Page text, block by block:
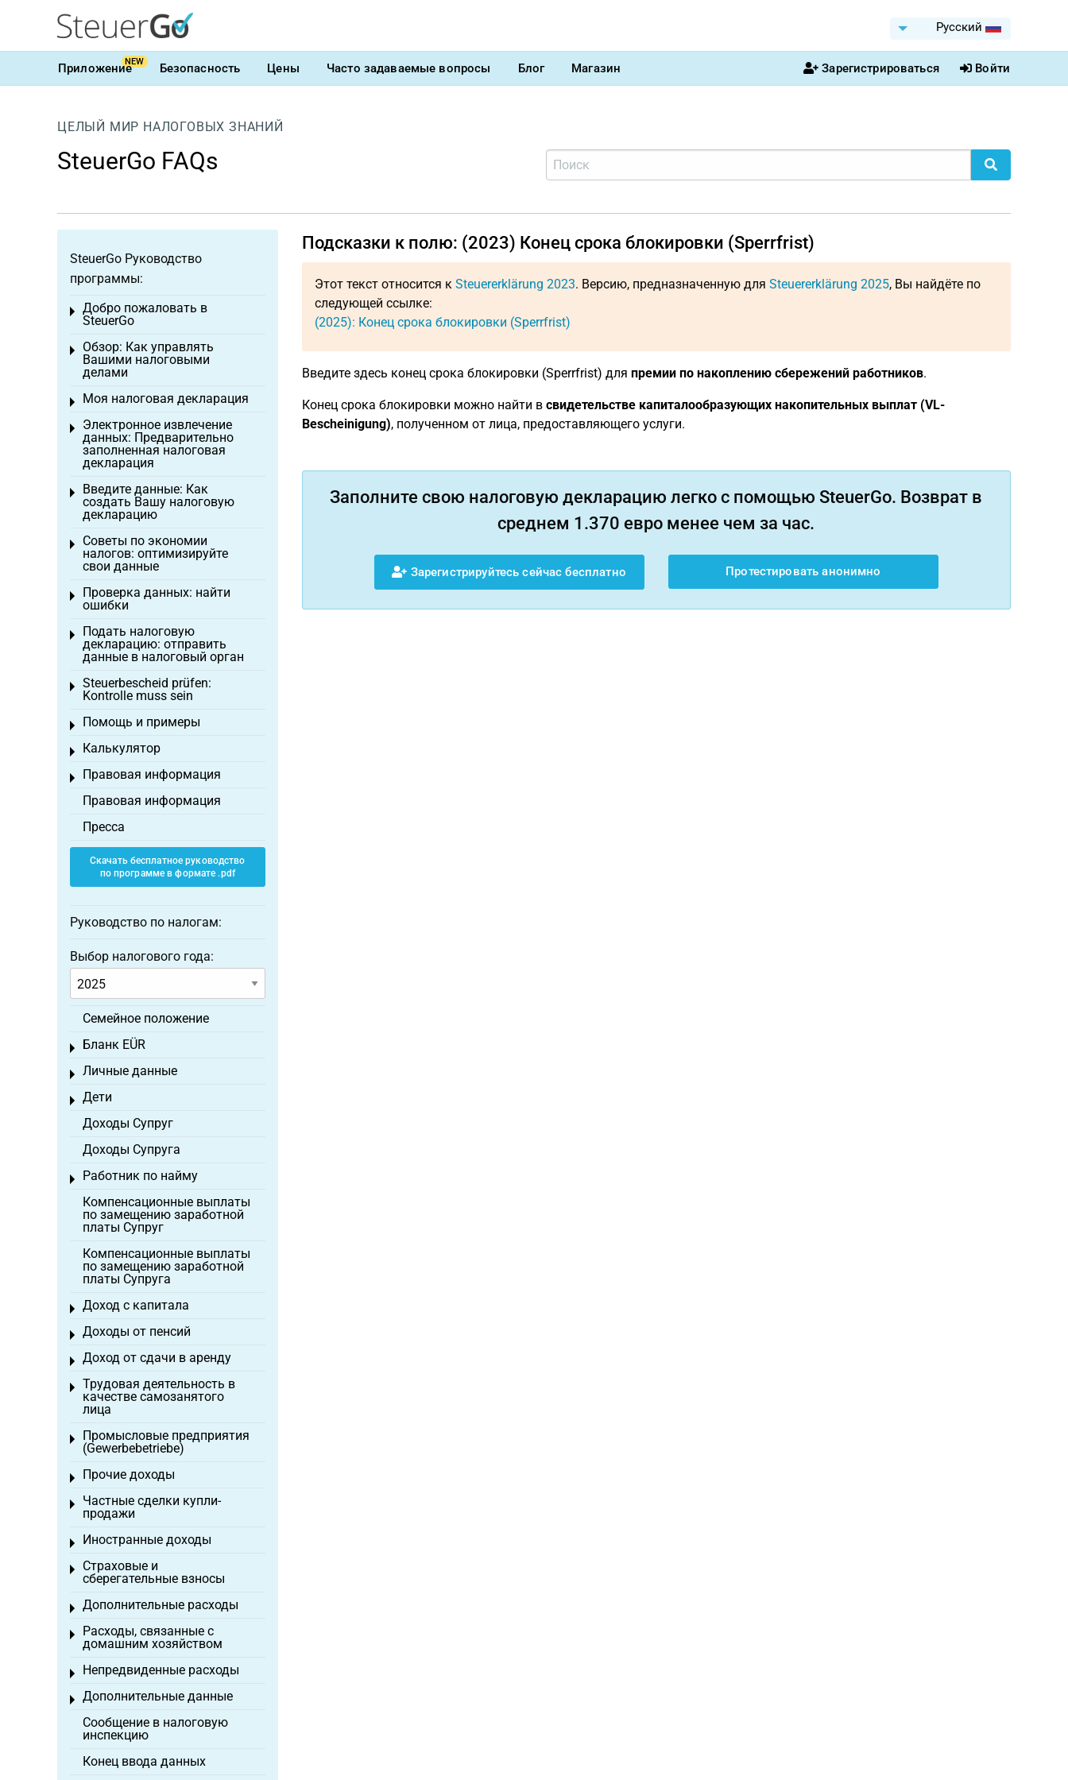
Pусский
ПриложениеNEW Безопасность Цены Часто задаваемые вопросы Блог Магазин Зарегистрироваться Войти
ЦЕЛЫЙ МИР НАЛОГОВЫХ ЗНАНИЙ
SteuerGo FAQs
Подсказки к полю: (2023) Конец срока блокировки (Sperrfrist)
Этот текст относится к Steuererklärung 2023. Версию, предназначенную для Steuererklärung 2025, Вы найдёте по
следующей ссылке:
(2025): Конец срока блокировки (Sperrfrist)
Введите здесь конец срока блокировки (Sperrfrist) для премии по накоплению сбережений работников.
Конец срока блокировки можно найти в свидетельстве капиталообразующих накопительных выплат (VL-
Bescheinigung), полученном от лица, предоставляющего услуги.
Заполните свою налоговую декларацию легко с помощью SteuerGo. Возврат в
среднем 1.370 евро менее чем за час.
Зарегистрируйтесь сейчас бесплатно Протестировать анонимно
SteuerGo Руководство
программы:
Добро пожаловать в
SteuerGo
Toggle menu
Обзор: Как управлять
Вашими налоговыми
делами
Toggle menu
Моя налоговая декларация
Toggle menu
Электронное извлечение
данных: Предварительно
заполненная налоговая
декларация
Toggle menu
Введите данные: Как
создать Вашу налоговую
декларацию
Toggle menu
Советы по экономии
налогов: оптимизируйте
свои данные
Toggle menu
Проверка данных: найти
ошибки
Toggle menu
Подать налоговую
декларацию: отправить
данные в налоговый орган
Toggle menu
Steuerbescheid prüfen:
Kontrolle muss sein
Toggle menu
Помощь и примеры
Toggle menu
Калькулятор
Toggle menu
Правовая информация
Toggle menu
Правовая информация
Пресса
Скачать бесплатное руководство
по программе в формате .pdf
Руководство по налогам:
Выбор налогового года:
Семейное положение
Бланк EÜR
Toggle menu
Личные данные
Toggle menu
Дети
Toggle menu
Доходы Супруг
Доходы Супруга
Работник по найму
Toggle menu
Компенсационные выплаты
по замещению заработной
платы Супруг
Компенсационные выплаты
по замещению заработной
платы Супруга
Доход с капитала
Toggle menu
Доходы от пенсий
Toggle menu
Доход от сдачи в аренду
Toggle menu
Трудовая деятельность в
качестве самозанятого
лица
Toggle menu
Промысловые предприятия
(Gewerbebetriebe)
Toggle menu
Прочие доходы
Toggle menu
Частные сделки купли-
продажи
Toggle menu
Иностранные доходы
Toggle menu
Страховые и
сберегательные взносы
Toggle menu
Дополнительные расходы
Toggle menu
Расходы, связанные с
домашним хозяйством
Toggle menu
Непредвиденные расходы
Toggle menu
Дополнительные данные
Toggle menu
Сообщение в налоговую
инспекцию
Конец ввода данных